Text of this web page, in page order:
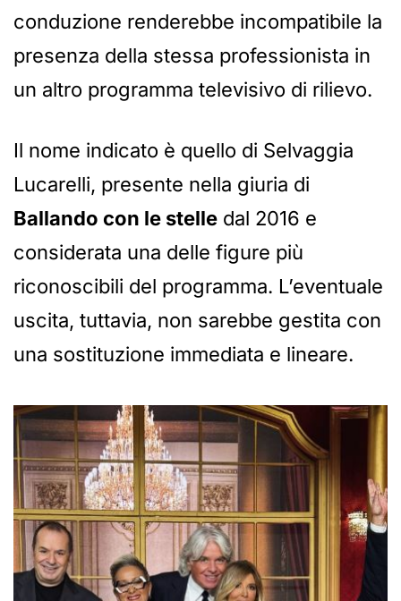
conduzione renderebbe incompatibile la
presenza della stessa professionista in
un altro programma televisivo di rilievo.
Il nome indicato è quello di Selvaggia
Lucarelli, presente nella giuria di
Ballando con le stelle dal 2016 e
considerata una delle figure più
riconoscibili del programma. L’eventuale
uscita, tuttavia, non sarebbe gestita con
una sostituzione immediata e lineare.